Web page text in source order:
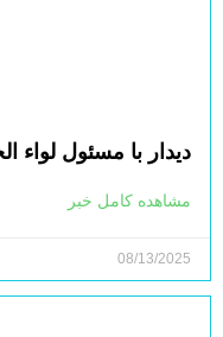
دیدار با مسئول
مشاهده کامل خبر
08/13/2025